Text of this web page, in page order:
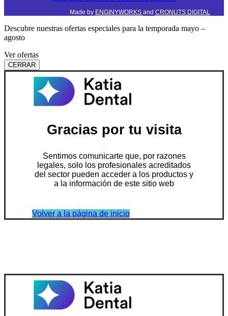
Made by ENGINYWORKS and CRONUTS DIGITAL
Descubre nuestras ofertas especiales para la temporada mayo –
agosto
Ver ofertas
CERRAR
Gracias por tu visita
Sentimos comunicarte que, por razones
legales, solo los profesionales acreditados
del sector pueden acceder a los productos y
a la información de este sitio web
Volver a la página de inicio